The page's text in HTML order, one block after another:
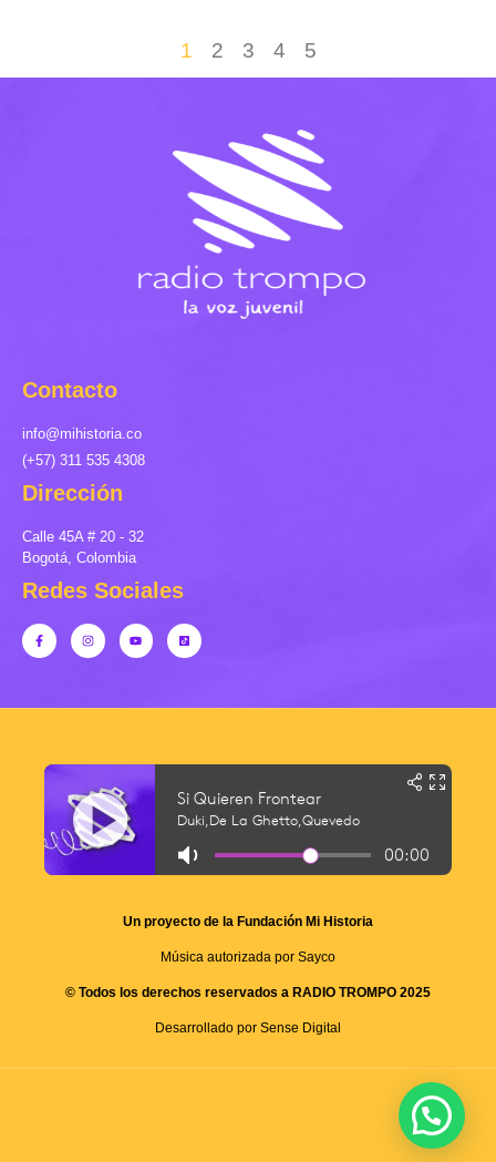
1 2 3 4 5
Contacto
info@mihistoria.co
(+57) 311 535 4308
Dirección
Calle 45A # 20 - 32
Bogotá, Colombia
Redes Sociales
Un proyecto de la Fundación Mi Historia
Música autorizada por Sayco
© Todos los derechos reservados a RADIO TROMPO 2025
Desarrollado por Sense Digital